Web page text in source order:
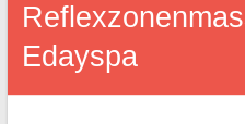
Edayspa